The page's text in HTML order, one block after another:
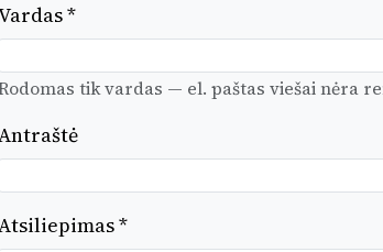
*
tik vardas — el. paštas viešai nėra
*